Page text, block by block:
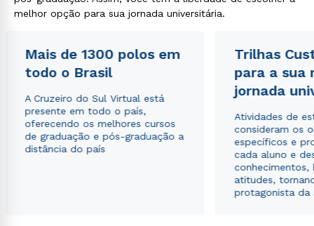
melhor opção para sua jornada universitária.
Mais de 1300 polos em
todo o Brasil
A Cruzeiro do Sul Virtual está
presente em todo o país,
oferecendo os melhores cursos
de graduação e pós-graduação a
distância do país
Trilhas
para a sua
jornada
Atividades de
consideram os
específicos e
cada aluno e
conhecimentos,
atitudes,
protagonista da
autorizo que meus dados sejam utilizados para o